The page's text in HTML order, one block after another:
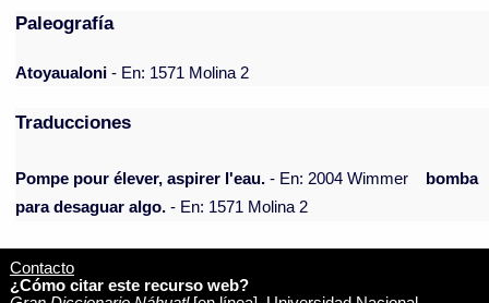
Paleografía
Atoyaualoni - En: 1571 Molina 2
Traducciones
Pompe pour élever, aspirer l'eau. - En: 2004 Wimmer
bomba
para desaguar algo. - En: 1571 Molina 2
Contacto
¿Cómo citar este recurso web?